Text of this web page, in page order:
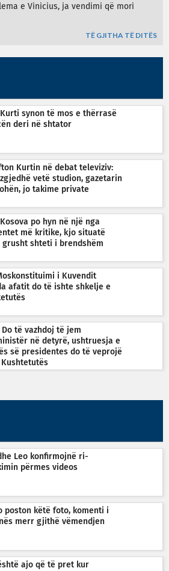
e Vinicius, ja vendimi që mori
TË GJITHA TË DITËS
synon të mos e thërrasë
deri në shtator
Kurtin në debat televiziv:
zgjedhë vetë studion, gazetarin
jo takime private
po hyn në një nga
më kritike, kjo situatë
grusht shteti i brendshëm
i Kuvendit
afatit do të ishte shkelje e
Do të vazhdoj të jem
në detyrë, ushtruesja e
së presidentes do të veprojë
Leo konfirmojnë ri-
përmes videos
poston këtë foto, komenti i
merr gjithë vëmendjen
ajo që të pret kur